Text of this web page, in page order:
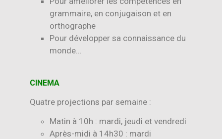
grammaire, en conjugaison et en
orthographe
Pour développer sa connaissance du
monde…
CINEMA
Quatre projections par semaine :
Matin à 10h : mardi, jeudi et vendredi
Après-midi à 14h30 : mardi